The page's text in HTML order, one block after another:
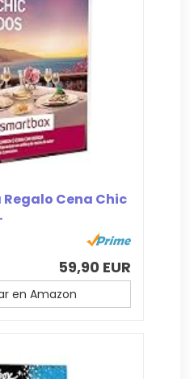
Cena Chic
59,90 EUR
en Amazon